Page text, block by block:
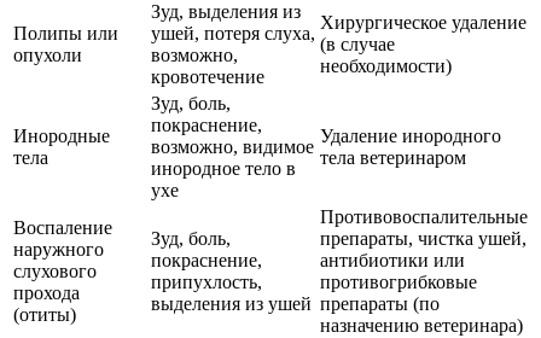
Полипы или
опухоли
Зуд, выделения из
ушей, потеря слуха,
возможно,
кровотечение
Хирургическое удаление
(в случае
необходимости)
Инородные
тела
Зуд, боль,
покраснение,
возможно, видимое
инородное тело в
ухе
Удаление инородного
тела ветеринаром
Воспаление
наружного
слухового
прохода
(отиты)
Зуд, боль,
покраснение,
припухлость,
выделения из ушей
Противовоспалительные
препараты, чистка ушей,
антибиотики или
противогрибковые
препараты (по
назначению ветеринара)